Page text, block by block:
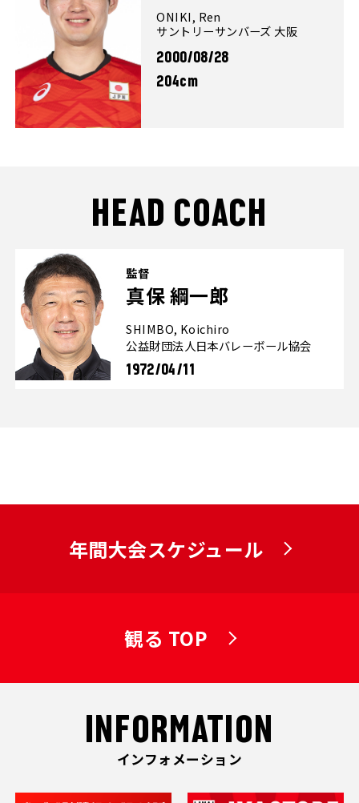
ONIKI, Ren
サントリーサンバーズ 大阪
2000/08/28
204cm
HEAD COACH
監督
真保 綱一郎
SHIMBO, Koichiro
公益財団法人日本バレーボール協会
1972/04/11
年間大会スケジュール
観る TOP
INFORMATION
インフォメーション